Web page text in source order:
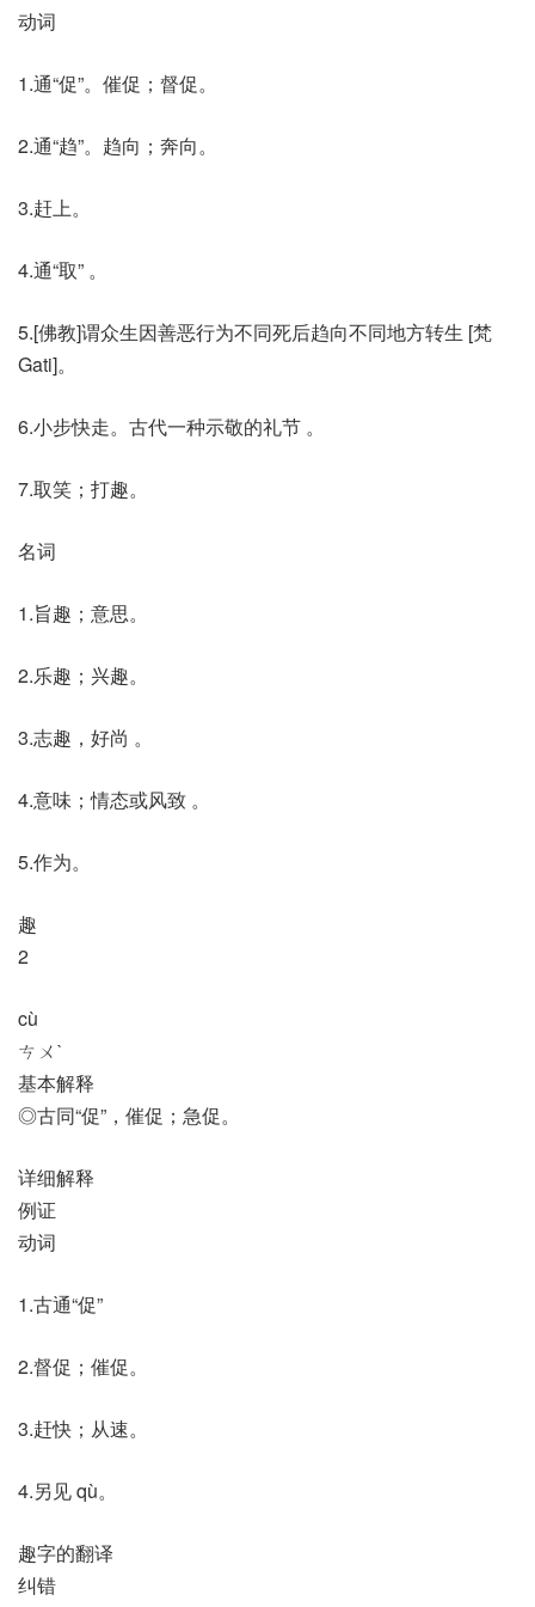
动词
1.通“促”。催促；督促。
2.通“趋”。趋向；奔向。
3.赶上。
4.通“取” 。
5.[佛教]谓众生因善恶行为不同死后趋向不同地方转生 [梵
Gati]。
6.小步快走。古代一种示敬的礼节 。
7.取笑；打趣。
名词
1.旨趣；意思。
2.乐趣；兴趣。
3.志趣，好尚 。
4.意味；情态或风致 。
5.作为。
趣
2
cù
ㄘㄨˋ
基本解释
◎古同“促”，催促；急促。
详细解释
例证
动词
1.古通“促”
2.督促；催促。
3.赶快；从速。
4.另见 qù。
趣字的翻译
纠错